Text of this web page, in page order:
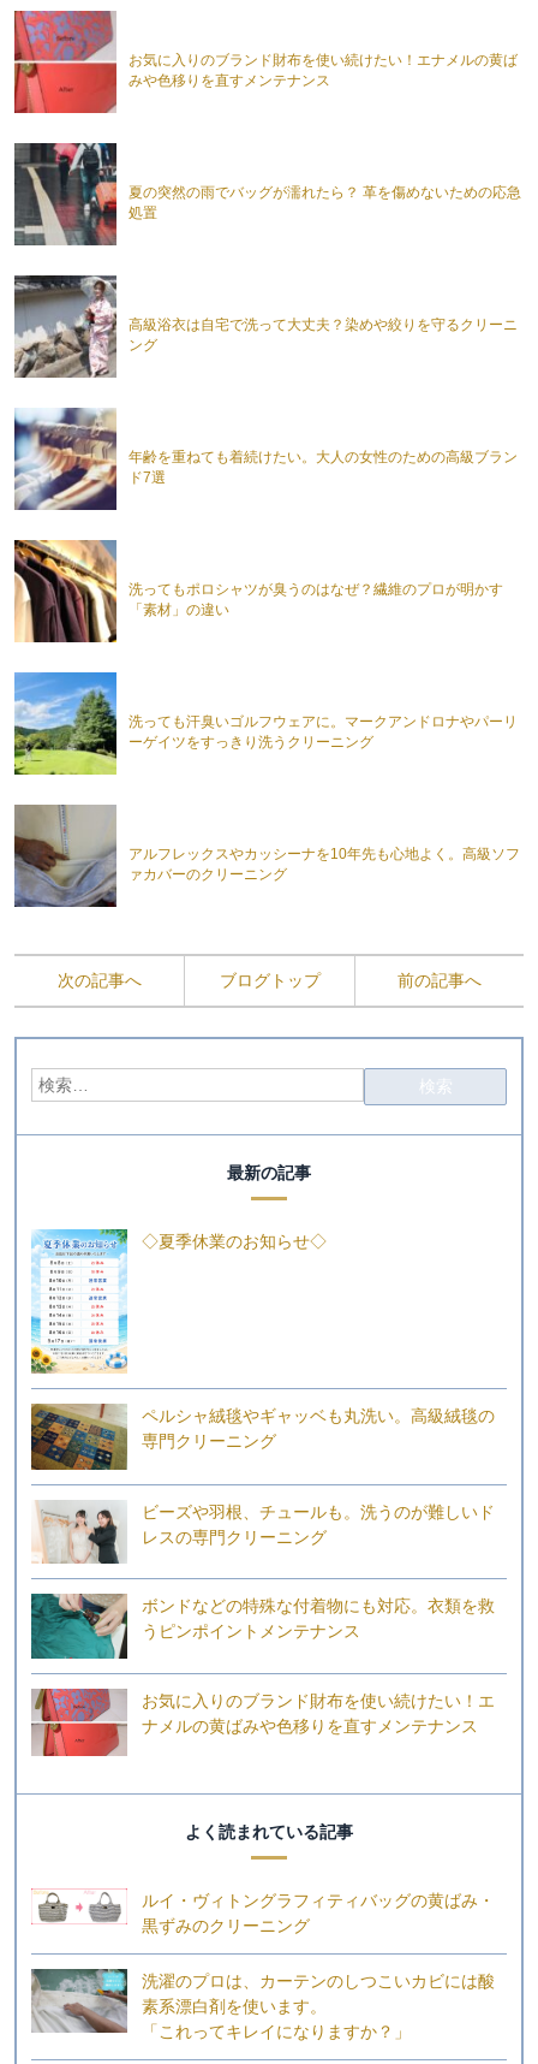
お気に入りのブランド財布を使い続けたい！エナメルの黄ば
みや色移りを直すメンテナンス
夏の突然の雨でバッグが濡れたら？ 革を傷めないための応急
処置
高級浴衣は自宅で洗って大丈夫？染めや絞りを守るクリーニ
ング
年齢を重ねても着続けたい。大人の女性のための高級ブラン
ド7選
洗ってもポロシャツが臭うのはなぜ？繊維のプロが明かす
「素材」の違い
洗っても汗臭いゴルフウェアに。マークアンドロナやパーリ
ーゲイツをすっきり洗うクリーニング
アルフレックスやカッシーナを10年先も心地よく。高級ソフ
ァカバーのクリーニング
次の記事へ ブログトップ 前の記事へ
最新の記事
◇夏季休業のお知らせ◇
ペルシャ絨毯やギャッベも丸洗い。高級絨毯の
専門クリーニング
ビーズや羽根、チュールも。洗うのが難しいド
レスの専門クリーニング
ボンドなどの特殊な付着物にも対応。衣類を救
うピンポイントメンテナンス
お気に入りのブランド財布を使い続けたい！エ
ナメルの黄ばみや色移りを直すメンテナンス
よく読まれている記事
ルイ・ヴィトングラフィティバッグの黄ばみ・
黒ずみのクリーニング
洗濯のプロは、カーテンのしつこいカビには酸
素系漂白剤を使います。
「これってキレイになりますか？」